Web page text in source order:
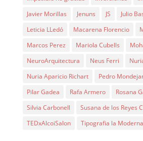
Javier Morillas
Jenuns JS
Julio
Leticia LLedó
Macarena Florencio
Marcos Perez
Mariola Cubells
NeuroArquitectura
Neus Ferri
Nuria Aparicio Richart
Pedro
Pilar Gadea
Rafa Armero
Rosana
Silvia Carbonell
Susana de los Reyes
TEDxAlcoiSalon
Tipografia la Moderna